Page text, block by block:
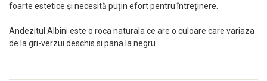
foarte estetice și necesită puțin efort pentru întreținere.
Andezitul Albini este o roca naturala ce are o culoare care variaza
de la gri-verzui deschis si pana la negru.